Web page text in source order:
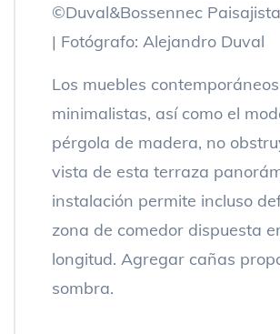
©Duval&Bossennec Paisajista
| Fotógrafo: Alejandro Duval
Los muebles
minimalistas, así como el
pérgola de madera, no
vista de esta terraza
instalación permite incluso
zona de comedor dispuesta
longitud. Agregar cañas
sombra.